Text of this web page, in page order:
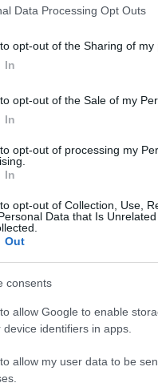
Data Processing Opt Outs
opt-out of the Sharing of my
In
opt-out of the Sale of my
In
opt-out of processing my
In
opt-out of Collection, Use,
Data that Is
Out
consents
allow Google to enable
device identifiers in apps.
allow my user data to be
EGY KINKS-
már egy éve lehet tudni, hogy a
a forgatókönyvíró-rendezőként
tervez forgatni a brit Kinks